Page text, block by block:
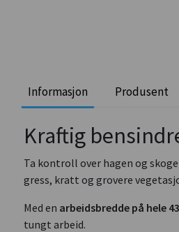
Informasjon Produsent
Kraftig
Ta kontroll over hagen og
gress, kratt og grovere
Med en arbeidsbredde på hele
tungt arbeid.